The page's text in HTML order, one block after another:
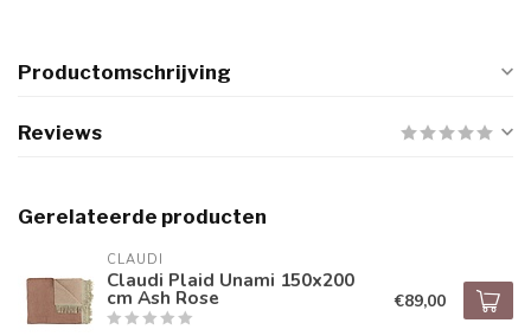
Productomschrijving
Reviews
Gerelateerde producten
CLAUDI
Claudi Plaid Unami 150x200
cm Ash Rose €89,00